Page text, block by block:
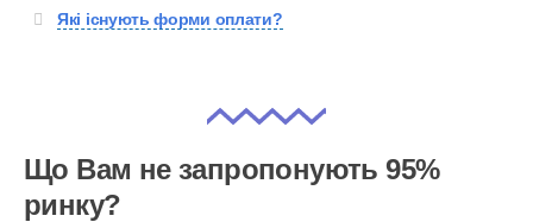
Які існують форми оплати?
Що Вам не запропонують 95%
ринку?